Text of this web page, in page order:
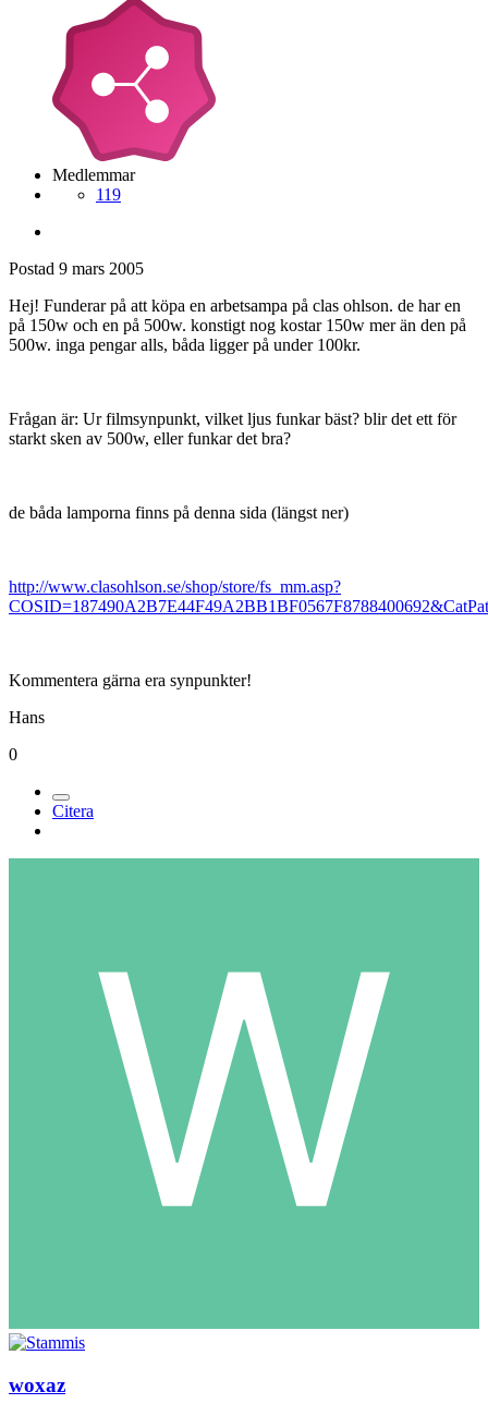
Medlemmar
119
Postad 9 mars 2005
Hej! Funderar på att köpa en arbetsampa på clas ohlson. de har en
på 150w och en på 500w. konstigt nog kostar 150w mer än den på
500w. inga pengar alls, båda ligger på under 100kr.
Frågan är: Ur filmsynpunkt, vilket ljus funkar bäst? blir det ett för
starkt sken av 500w, eller funkar det bra?
de båda lamporna finns på denna sida (längst ner)
http://www.clasohlson.se/shop/store/fs_mm.asp?
Kommentera gärna era synpunkter!
Hans
0
Citera
woxaz